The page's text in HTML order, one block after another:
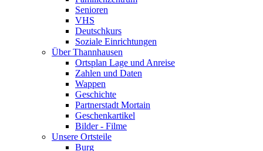
Senioren
VHS
Deutschkurs
Soziale Einrichtungen
Über Thannhausen
Ortsplan Lage und Anreise
Zahlen und Daten
Wappen
Geschichte
Partnerstadt Mortain
Geschenkartikel
Bilder - Filme
Unsere Ortsteile
Burg